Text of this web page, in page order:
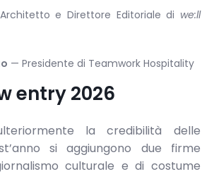
e Direttore Editoriale di we:ll
— Presidente di Teamwork Hospitality
entry 2026
la credibilità delle
si aggiungono due firme
culturale e di costume